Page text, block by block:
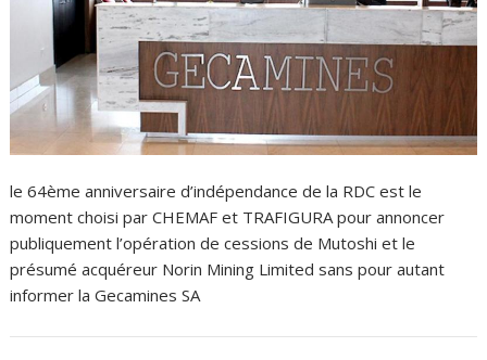
le 64ème anniversaire d’indépendance de la RDC est le
moment choisi par CHEMAF et TRAFIGURA pour annoncer
publiquement l’opération de cessions de Mutoshi et le
présumé acquéreur Norin Mining Limited sans pour autant
informer la Gecamines SA